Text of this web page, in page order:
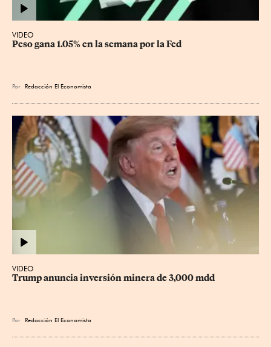
VIDEO
Peso gana 1.05% en la semana por la Fed
Por Redacción El Economista
VIDEO
Trump anuncia inversión minera de 3,000 mdd
Por Redacción El Economista